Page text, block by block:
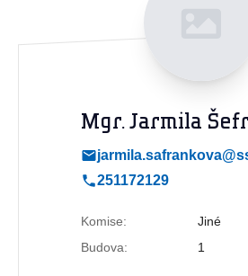
Mgr. Jarmila
251172129
Komise:
Jiné
Budova:
1